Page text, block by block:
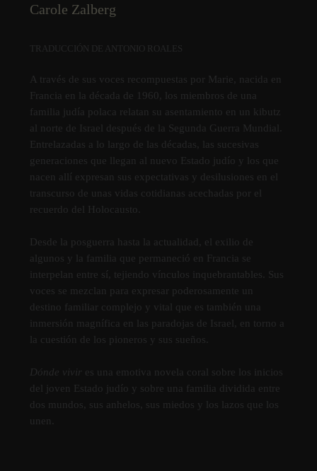
Carole Zalberg
TRADUCCIÓN DE ANTONIO ROALES
A través de sus voces recompuestas por Marie, nacida en
Francia en la década de 1960, los miembros de una
familia judí­a polaca relatan su asentamiento en un kibutz
al norte de Israel después de la Segunda Guerra Mundial.
Entrelazadas a lo largo de las décadas, las sucesivas
generaciones que llegan al nuevo Estado judí­o y los que
nacen allí­ expresan sus expectativas y desilusiones en el
transcurso de unas vidas cotidianas acechadas por el
recuerdo del Holocausto.
Desde la posguerra hasta la actualidad, el exilio de
algunos y la familia que permaneció en Francia se
interpelan entre sí­, tejiendo ví­nculos inquebrantables. Sus
voces se mezclan para expresar poderosamente un
destino familiar complejo y vital que es también una
inmersión magní­fica en las paradojas de Israel, en torno a
la cuestión de los pioneros y sus sueños.
Dónde vivir es una emotiva novela coral sobre los inicios
del joven Estado judí­o y sobre una familia dividida entre
dos mundos, sus anhelos, sus miedos y los lazos que los
unen.